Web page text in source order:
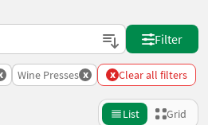
Landwirt.com
Filter
Wine Presses x x Clear all filters
List Grid